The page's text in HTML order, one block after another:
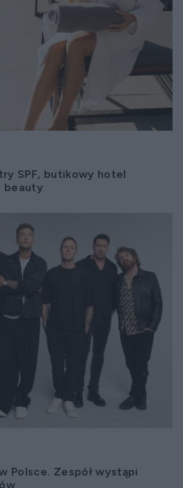
SPF, butikowy hotel
beauty
Polsce. Zespół wystąpi